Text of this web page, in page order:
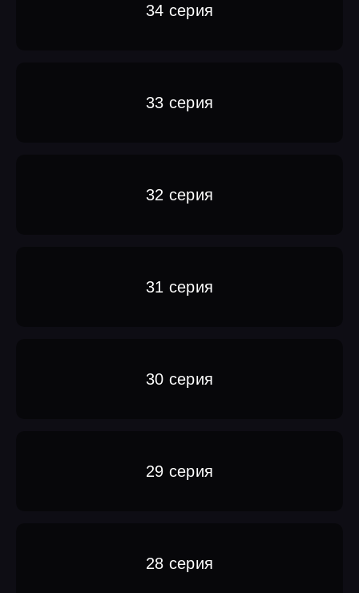
34 серия
33 серия
32 серия
31 серия
30 серия
29 серия
28 серия